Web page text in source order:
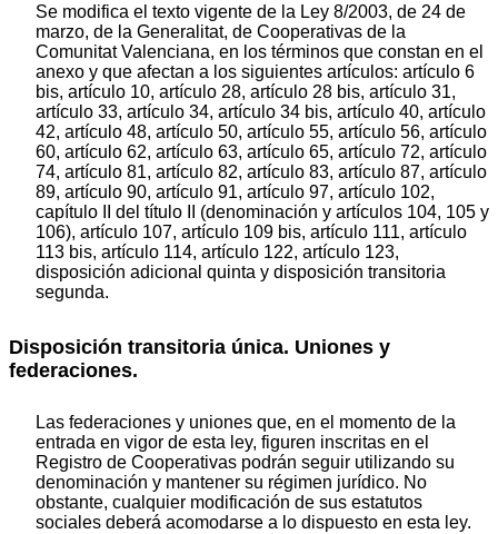
Se modifica el texto vigente de la Ley 8/2003, de 24 de
marzo, de la Generalitat, de Cooperativas de la
Comunitat Valenciana, en los términos que constan en el
anexo y que afectan a los siguientes artículos: artículo 6
bis, artículo 10, artículo 28, artículo 28 bis, artículo 31,
artículo 33, artículo 34, artículo 34 bis, artículo 40, artículo
42, artículo 48, artículo 50, artículo 55, artículo 56, artículo
60, artículo 62, artículo 63, artículo 65, artículo 72, artículo
74, artículo 81, artículo 82, artículo 83, artículo 87, artículo
89, artículo 90, artículo 91, artículo 97, artículo 102,
capítulo II del título II (denominación y artículos 104, 105 y
106), artículo 107, artículo 109 bis, artículo 111, artículo
113 bis, artículo 114, artículo 122, artículo 123,
disposición adicional quinta y disposición transitoria
segunda.
Disposición transitoria única. Uniones y
federaciones.
Las federaciones y uniones que, en el momento de la
entrada en vigor de esta ley, figuren inscritas en el
Registro de Cooperativas podrán seguir utilizando su
denominación y mantener su régimen jurídico. No
obstante, cualquier modificación de sus estatutos
sociales deberá acomodarse a lo dispuesto en esta ley.